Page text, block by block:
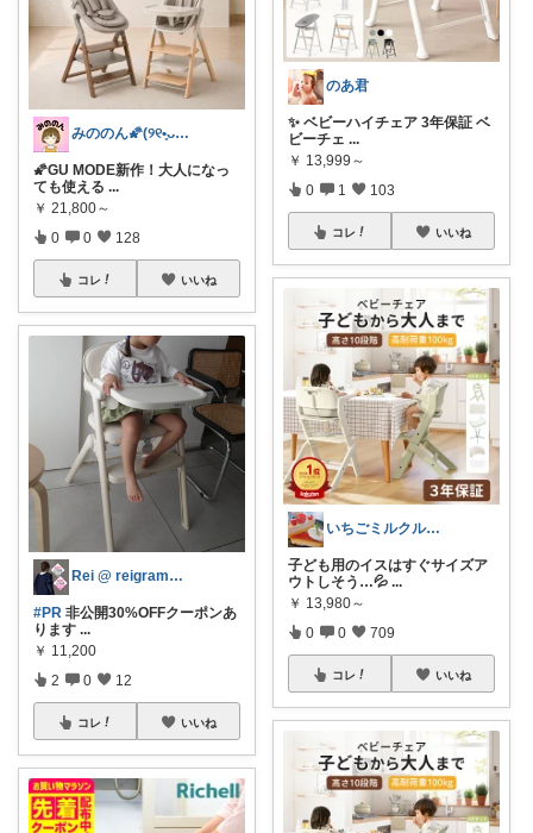
みののん🌠(୨୧•͈ᴗ•͈)感謝♡
🌠GU MODE新作！大人になっ
ても使える ...
￥ 21,800～
0 0 128
コレ いいね
Rei @ reigram_house
#PR 非公開30%OFFクーポンあ
ります ...
￥ 11,200
2 0 12
コレ いいね
のあ君
✨ ベビーハイチェア 3年保証 ベ
ビーチェ ...
￥ 13,999～
0 1 103
コレ いいね
いちごミルクル 育児 美容 洋服など
子ども用のイスはすぐサイズア
ウトしそう…💦 ...
￥ 13,980～
0 0 709
コレ いいね